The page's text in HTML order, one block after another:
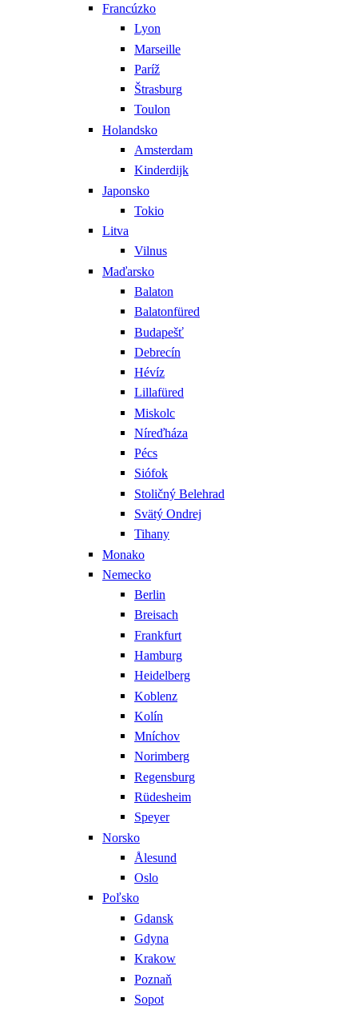
Francúzko
Lyon
Marseille
Paríž
Štrasburg
Toulon
Holandsko
Amsterdam
Kinderdijk
Japonsko
Tokio
Litva
Vilnus
Maďarsko
Balaton
Balatonfüred
Budapešť
Debrecín
Hévíz
Lillafüred
Miskolc
Níreďháza
Pécs
Siófok
Stoličný Belehrad
Svätý Ondrej
Tihany
Monako
Nemecko
Berlin
Breisach
Frankfurt
Hamburg
Heidelberg
Koblenz
Kolín
Mníchov
Norimberg
Regensburg
Rüdesheim
Speyer
Norsko
Ålesund
Oslo
Poľsko
Gdansk
Gdyna
Krakow
Poznaň
Sopot